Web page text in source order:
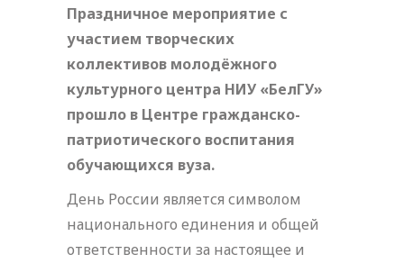
Праздничное мероприятие с
участием творческих
коллективов молодёжного
культурного центра НИУ «БелГУ»
прошло в Центре гражданско-
патриотического воспитания
обучающихся вуза.
День России является символом
национального единения и общей
ответственности за настоящее и